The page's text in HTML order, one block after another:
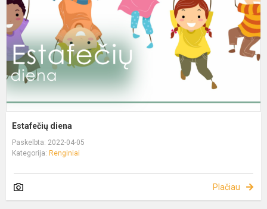
Estafečių diena
Paskelbta: 2022-04-05
Kategorija: Renginiai
Plačiau